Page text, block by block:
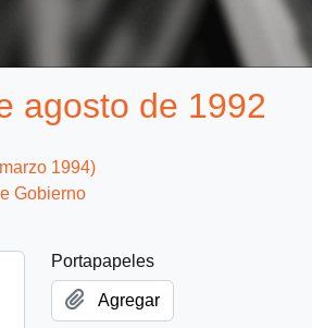
agosto de 1992
1994)
Gobierno
Portapapeles
Agregar